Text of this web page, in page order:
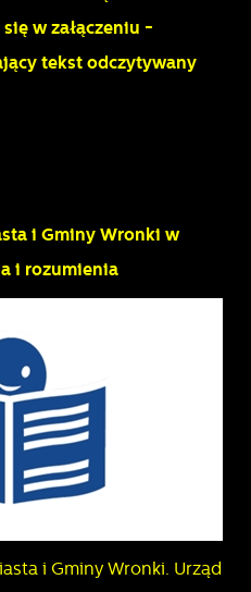
w załączeniu -
tekst odczytywany
i Gminy Wronki w
i rozumienia
i Gminy Wronki. Urząd